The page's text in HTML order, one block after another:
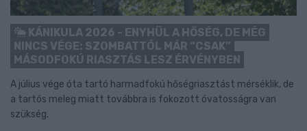
KÁNIKULA 2026 - ENYHÜL A HŐSÉG, DE MÉG
NINCS VÉGE: SZOMBATTÓL MÁR “CSAK”
MÁSODFOKÚ RIASZTÁS LESZ ÉRVÉNYBEN
A július vége óta tartó harmadfokú hőségriasztást mérséklik, de
a tartós meleg miatt továbbra is fokozott óvatosságra van
szükség.